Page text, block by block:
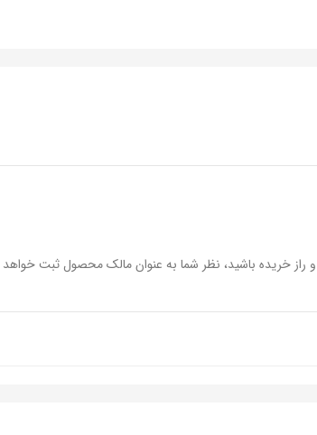
و راز خریده باشید، نظر شما به عنوان مالک محصول ثبت